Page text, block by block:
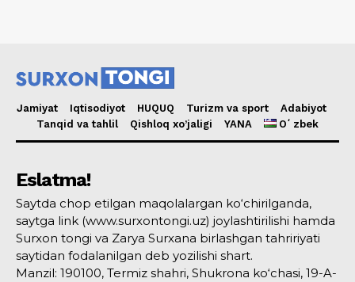
Jamiyat Iqtisodiyot HUQUQ Turizm va sport
Adabiyot
Tanqid va tahlil
Qishloq xo’jaligi YANA Oʻzbek
Eslatma!
Saytda chop etilgan maqolalargan ko‘chirilganda,
saytga link (www.surxontongi.uz) joylashtirilishi hamda
Surxon tongi va Zarya Surxana birlashgan tahririyati
saytidan fodalanilgan deb yozilishi shart.
Manzil: 190100, Termiz shahri, Shukrona ko‘chasi, 19-A-